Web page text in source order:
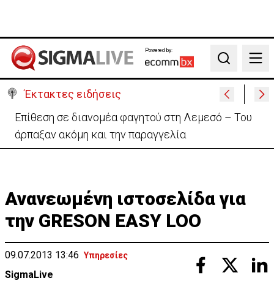
Powered by:
Search
Έκτακτες ειδήσεις
Ο στρατηγός του Τραμπ «αναζητά διέξοδο» από τον
πόλεμο με το Ιράν
Ανανεωμένη ιστοσελίδα για
την GRESON EASY LOO
09.07.2013 13:46 Υπηρεσίες
SigmaLive